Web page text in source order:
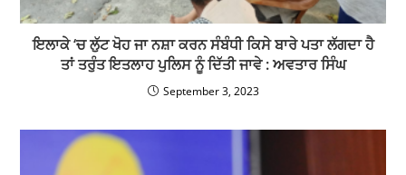
ਇਲਾਕੇ ‘ਚ ਲੁੱਟ ਖੋਹ ਜਾ ਨਸ਼ਾ ਕਰਨ ਸੰਬੰਧੀ ਕਿਸੇ ਬਾਰੇ ਪਤਾ ਲੱਗਦਾ ਹੈ
ਤਾਂ ਤਰੁੰਤ ਇਤਲਾਹ ਪੁਲਿਸ ਨੂੰ ਦਿੱਤੀ ਜਾਵੇ : ਅਵਤਾਰ ਸਿੰਘ
September 3, 2023